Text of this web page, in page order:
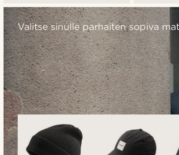
Valitse sinulle parhaiten sopiva